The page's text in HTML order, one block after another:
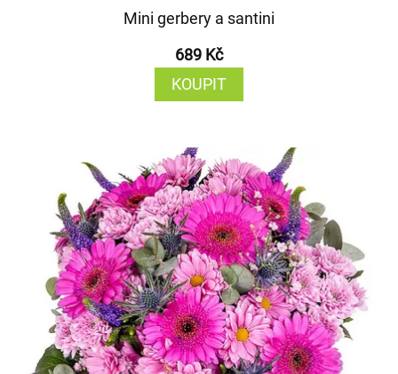
Mini gerbery a santini
689 Kč
KOUPIT